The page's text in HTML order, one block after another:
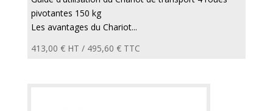
pivotantes 150 kg
Les avantages du Chariot...
413,00 € HT / 495,60 €TTC